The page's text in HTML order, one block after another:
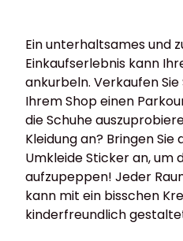
Ein unterhaltsames und
Einkaufserlebnis kann
ankurbeln. Verkaufen Sie
Ihrem Shop einen
die Schuhe
Kleidung an? Bringen Sie
Umkleide Sticker an, um
aufzupeppen! Jeder
kann mit ein bisschen
kinderfreundlich